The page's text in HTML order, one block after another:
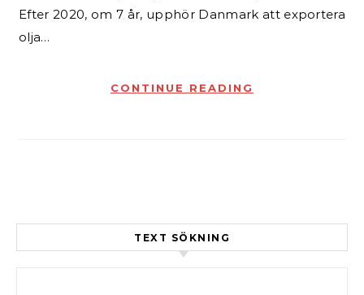
Efter 2020, om 7 år, upphör Danmark att exportera
olja…
CONTINUE READING
TEXT SÖKNING